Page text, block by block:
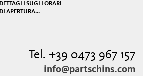
DETTAGLI SUGLI ORARI
DI APERTURA...
Tel. +39 0473 967 157
info@partschins.com